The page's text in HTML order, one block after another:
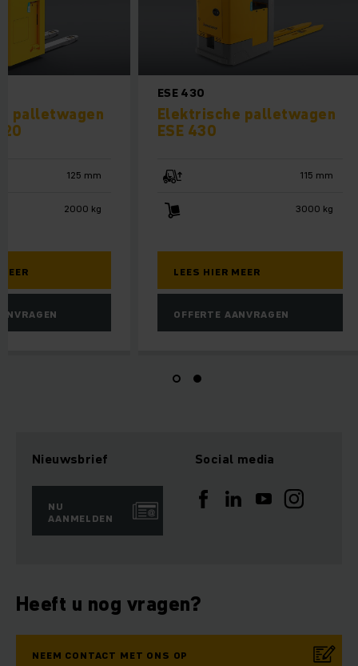
Elektrische palletwagen
ESE 220/ 320
125 mm
2000 kg
LEES HIER MEER
OFFERTE AANVRAGEN
Elektrische
LEES HIER MEER
OFFERTE
Nieuwsbrief
NU
AANMELDEN
Social media
Heeft u nog vragen?
NEEM CONTACT MET ONS OP